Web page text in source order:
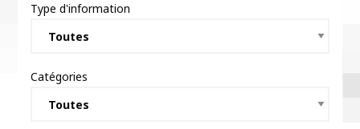
Type d'information
Catégories